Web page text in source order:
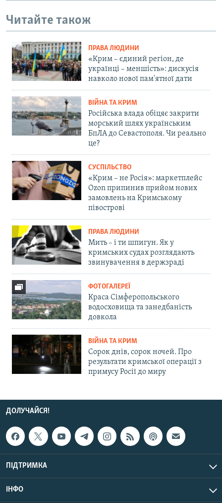
Читайте також
ПРАВА ЛЮДИНИ
«Крим – єдиний регіон, де
українці – меншість»: дискусія
навколо нової пам'ятної дати
ВІЙНА ТА КРИМ
Російська влада обіцяє закрити
морський шлях українським
БпЛА до Севастополя. Чи реально
це?
СУСПІЛЬСТВО
«Крим – не Росія»: маркетплейс
Ozon припинив прийом нових
замовлень на Кримському
півострові
ПРАВА ЛЮДИНИ
Мить – і ти шпигун. Як у
кримських судах розглядають
звинувачення в держзраді
ФОТОГАЛЕРЕЇ
Краса Сімферопольського
водосховища та занедбаність
довкола
ВІЙНА ТА КРИМ
Сорок днів, сорок ночей. Про
результати кримської операції з
примусу Росії до миру
ДОЛУЧАЙСЯ!
ПІДТРИМКА
ІНФО